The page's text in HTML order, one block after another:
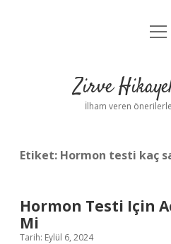
Yasal
Zirve
İlham veren
Etiket: Hormon testi kaç
Hormon Testi Için
Mi
Tarih: Eylül 6, 2024